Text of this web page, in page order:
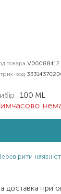
товара V00088412
код
100 ML
доставка при